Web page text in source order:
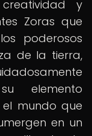
y
Zoras que
poderosos
de la tierra,
elemento
mundo que
en un